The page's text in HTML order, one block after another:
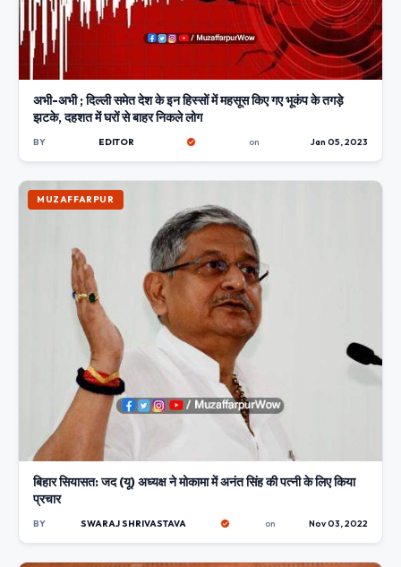
अभी-अभी ; दिल्ली समेत देश के इन हिस्सों में महसूस किए गए भूकंप के तगड़े
झटके, दहशत में घरों से बाहर निकले लोग
BY EDITOR on Jan 05, 2023
MUZAFFARPUR
बिहार सियासत: जद (यू) अध्यक्ष ने मोकामा में अनंत सिंह की पत्नी के लिए किया
प्रचार
BY SWARAJ SHRIVASTAVA on Nov 03, 2022